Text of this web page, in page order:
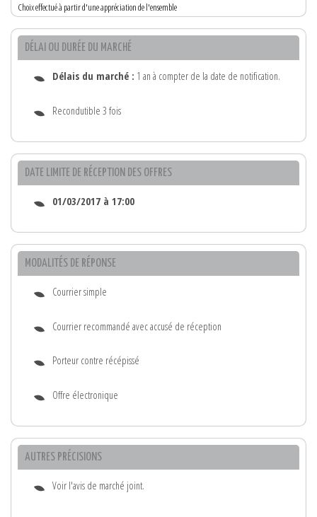
Choix effectué à partir d'une appréciation de l'ensemble
DÉLAI OU DURÉE DU MARCHÉ
Délais du marché : 1 an à compter de la date de notification.
Recondutible 3 fois
DATE LIMITE DE RÉCEPTION DES OFFRES
01/03/2017 à 17:00
MODALITÉS DE RÉPONSE
Courrier simple
Courrier recommandé avec accusé de réception
Porteur contre récépissé
Offre électronique
AUTRES PRÉCISIONS
Voir l'avis de marché joint.